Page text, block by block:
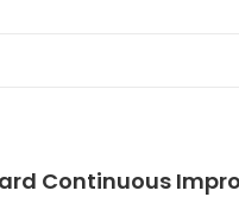
Continuous